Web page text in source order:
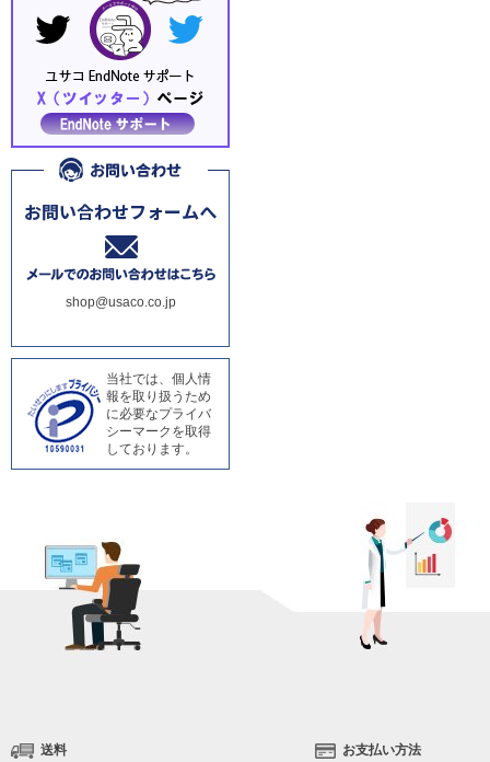
shop@usaco.co.jp
当社では、個人情
報を取り扱うため
に必要なプライバ
シーマークを取得
しております。
送料
お支払い方法